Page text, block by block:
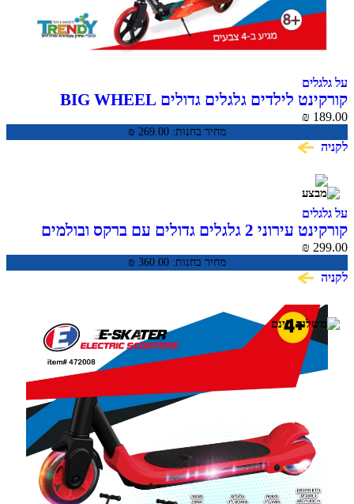
על גלגלים
קורקינט לילדים גלגלים גדולים BIG WHEEL
SCOOTER
מחיר בחנות: ₪ 269.00
₪ 189.00
לקניה
על גלגלים
קורקינט עירוני 2 גלגלים גדולים עם ברקס ובולמים
CITY SCOTER
מחיר בחנות: ₪ 360.00
₪ 299.00
לקניה